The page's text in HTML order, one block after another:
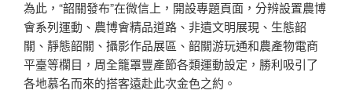
為此，“韶關發布”在微信上，開設專題頁面，分辨設置農博
會系列運動、農博會精品道路、非遺文明展現、生態韶
關、靜態韶關、攝影作品展區、韶關游玩通和農產物電商
平臺等欄目，周全籠罩豐產節各類運動設定，勝利吸引了
各地慕名而來的搭客遠赴此次金色之約。